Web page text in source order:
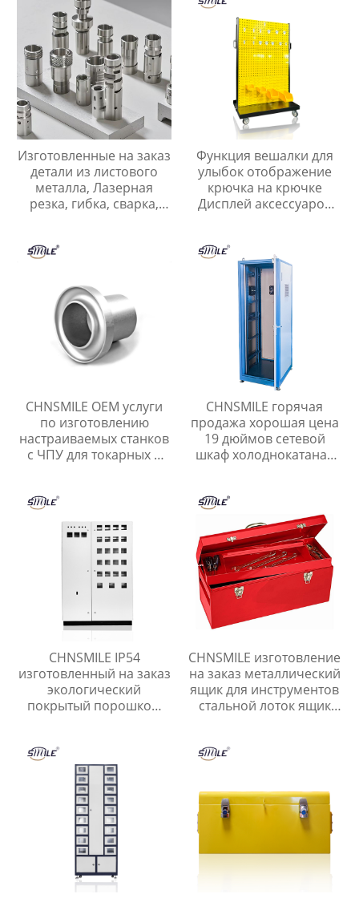
Изготовленные на заказ
детали из листового
металла, Лазерная
резка, гибка, сварка,
углеродистой стали
Функция вешалки для
улыбок отображение
крючка на крючке
Дисплей аксессуаров
CHNSMILE OEM услуги
по изготовлению
настраиваемых станков
с ЧПУ для токарных и
CHNSMILE горячая
продажа хорошая цена
19 дюймов сетевой
шкаф холоднокатаная
CHNSMILE IP54
изготовленный на заказ
экологический
покрытый порошком
управления
CHNSMILE изготовление
на заказ металлический
ящик для инструментов
стальной лоток ящик
хранения инструментов